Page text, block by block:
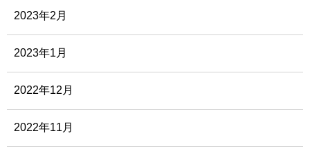
2023年2月
2023年1月
2022年12月
2022年11月